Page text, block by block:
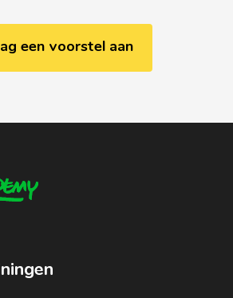
een voorstel aan